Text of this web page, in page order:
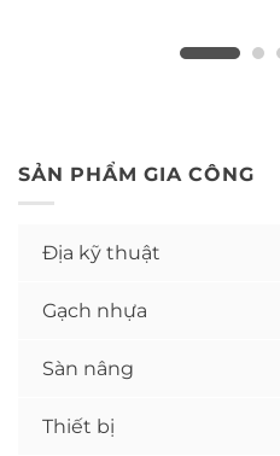
SẢN PHẨM GIA CÔNG
Địa kỹ thuật
Gạch nhựa
Sàn nâng
Thiết bị